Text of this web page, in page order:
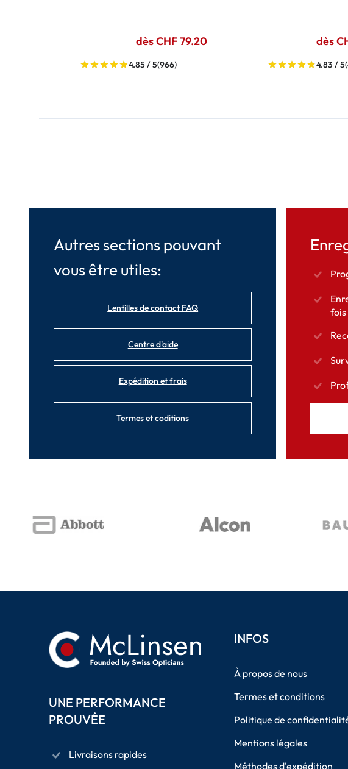
dès CHF 79.20
4.85 / 5(966)
dès
4.83 / 5
Autres sections pouvant
vous être utiles:
Lentilles de contact FAQ
Centre d'aide
Expédition et frais
Termes et coditions
fois
UNE PERFORMANCE
PROUVÉE
Livraisons rapides
INFOS
À propos de nous
Termes et conditions
Politique de
Mentions légales
Méthodes d'expédition